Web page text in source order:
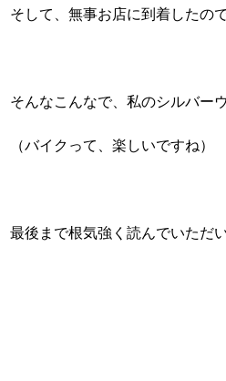
そして、無事お店に到着したの
そんなこんなで、私のシルバー
（バイクって、楽しいですね）
最後まで根気強く読んでいただ